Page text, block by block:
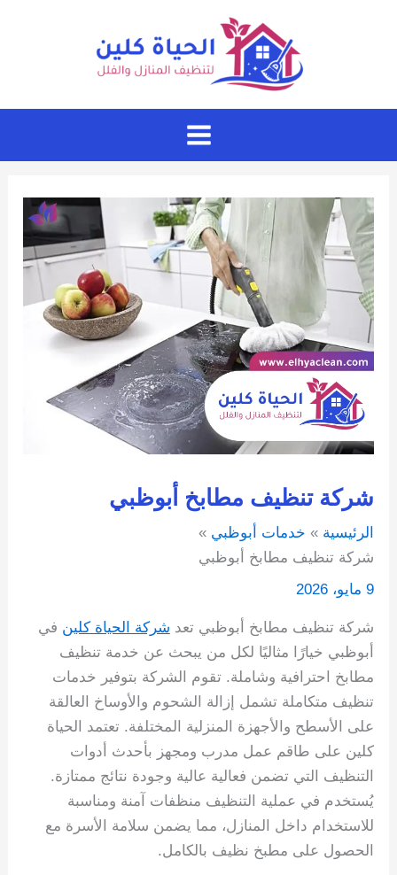
شركة تنظيف مطابخ أبوظبي
الرئيسية
خدمات أبوظبي
شركة تنظيف مطابخ أبوظبي
9 مايو، 2026
شركة تنظيف مطابخ أبوظبي تعد شركة الحياة كلين في
أبوظبي خيارًا مثاليًا لكل من يبحث عن خدمة تنظيف
مطابخ احترافية وشاملة. تقوم الشركة بتوفير خدمات
تنظيف متكاملة تشمل إزالة الشحوم والأوساخ العالقة
على الأسطح والأجهزة المنزلية المختلفة. تعتمد الحياة
كلين على طاقم عمل مدرب ومجهز بأحدث أدوات
التنظيف التي تضمن فعالية عالية وجودة نتائج ممتازة.
يُستخدم في عملية التنظيف منظفات آمنة ومناسبة
للاستخدام داخل المنازل، مما يضمن سلامة الأسرة مع
الحصول على مطبخ نظيف بالكامل.